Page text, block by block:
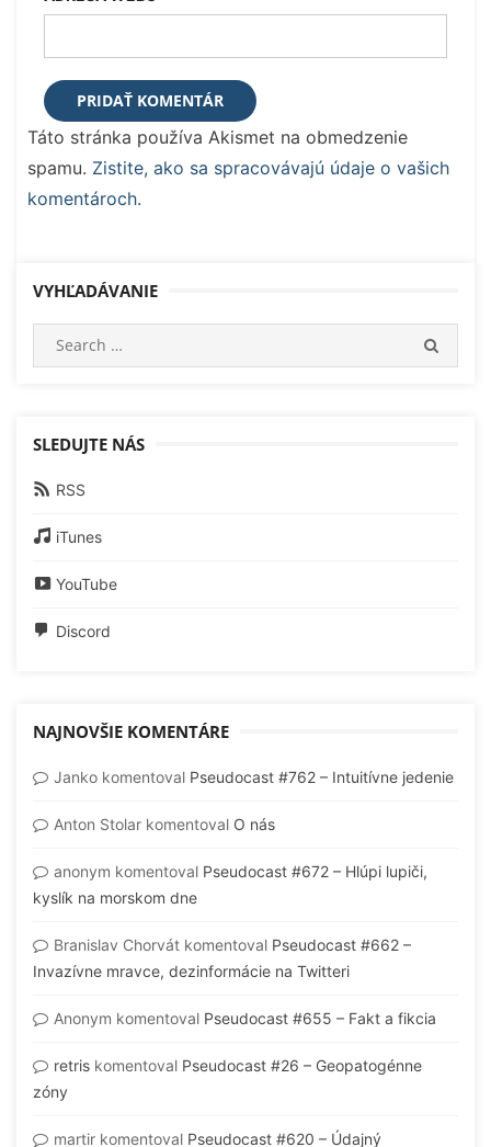
Táto stránka používa Akismet na obmedzenie
spamu. Zistite, ako sa spracovávajú údaje o vašich
komentároch.
VYHĽADÁVANIE
SLEDUJTE NÁS
RSS
iTunes
YouTube
Discord
NAJNOVŠIE KOMENTÁRE
Janko komentoval Pseudocast #762 – Intuitívne jedenie
Anton Stolar komentoval O nás
anonym komentoval Pseudocast #672 – Hlúpi lupiči,
kyslík na morskom dne
Branislav Chorvát komentoval Pseudocast #662 –
Invazívne mravce, dezinformácie na Twitteri
Anonym komentoval Pseudocast #655 – Fakt a fikcia
retris komentoval Pseudocast #26 – Geopatogénne
zóny
martir komentoval Pseudocast #620 – Údajný